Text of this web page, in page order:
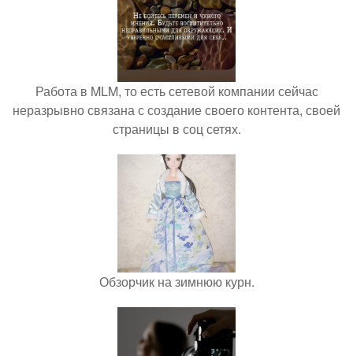
Работа в MLM, то есть сетевой компании сейчас
неразрывно связана с создание своего контента, своей
страницы в соц сетях.
Обзорчик на зимнюю курн.